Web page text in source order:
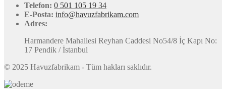
Telefon: 0 501 105 19 34
E-Posta: info@havuzfabrikam.com
Adres:
Harmandere Mahallesi Reyhan Caddesi No54/8 İç Kapı No:
17 Pendik / İstanbul
© 2025 Havuzfabrikam - Tüm hakları saklıdır.